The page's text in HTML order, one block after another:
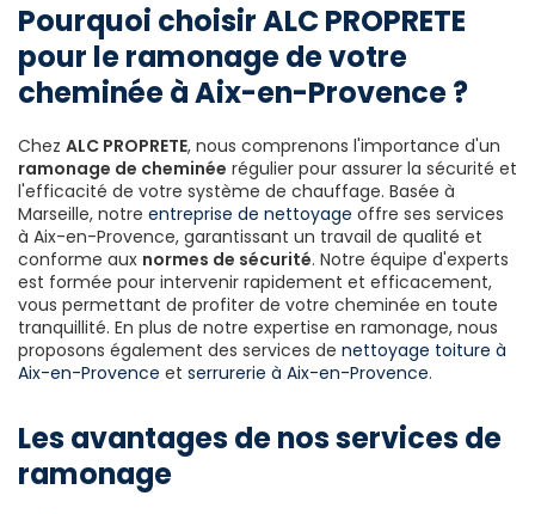
Pourquoi choisir ALC PROPRETE
pour le ramonage de votre
cheminée à Aix-en-Provence ?
Chez ALC PROPRETE, nous comprenons l'importance d'un
ramonage de cheminée régulier pour assurer la sécurité et
l'efficacité de votre système de chauffage. Basée à
Marseille, notre entreprise de nettoyage offre ses services
à Aix-en-Provence, garantissant un travail de qualité et
conforme aux normes de sécurité. Notre équipe d'experts
est formée pour intervenir rapidement et efficacement,
vous permettant de profiter de votre cheminée en toute
tranquillité. En plus de notre expertise en ramonage, nous
proposons également des services de nettoyage toiture à
Aix-en-Provence et serrurerie à Aix-en-Provence.
Les avantages de nos services de
ramonage